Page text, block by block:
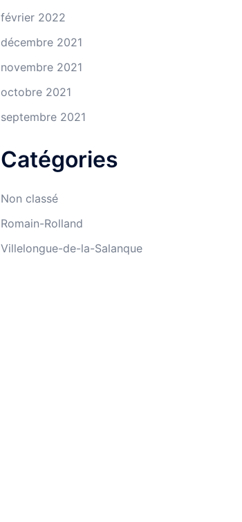
février 2022
décembre 2021
novembre 2021
octobre 2021
septembre 2021
Catégories
Non classé
Romain-Rolland
Villelongue-de-la-Salanque